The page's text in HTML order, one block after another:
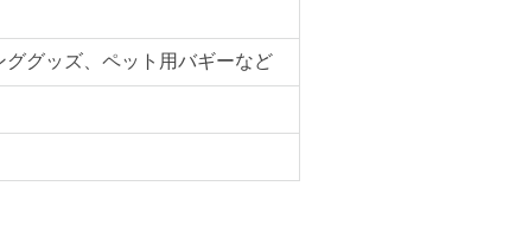
グッズ、ペット用バギーなど